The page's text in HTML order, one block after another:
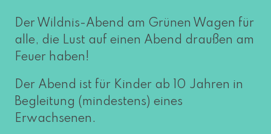
Der Wildnis-Abend am Grünen Wagen für
alle, die Lust auf einen Abend drau­ßen am
Feuer haben!
Der Abend ist für Kinder ab 10 Jahren in
Begleitung (min­des­tens) eines
Erwachsenen.